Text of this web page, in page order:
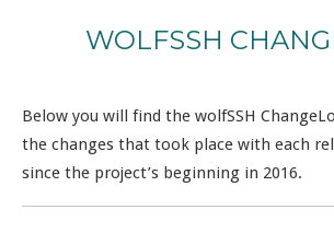
WOLFSSH
Below you will find the wolfSSH
the changes that took place with each
since the project’s beginning in 2016.